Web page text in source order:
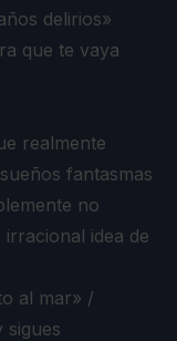
delirios»
que te vaya
realmente
fantasmas
no
idea de
al mar» /
sigues